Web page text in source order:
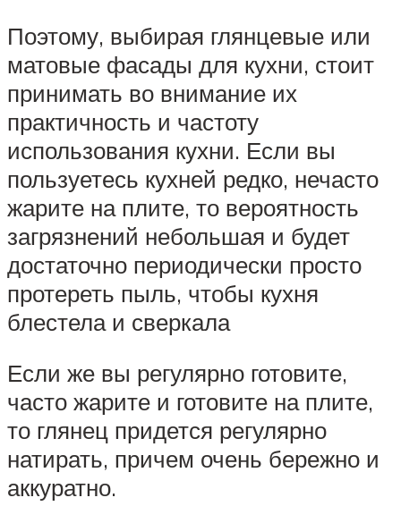
Поэтому, выбирая глянцевые или
матовые фасады для кухни, стоит
принимать во внимание их
практичность и частоту
использования кухни. Если вы
пользуетесь кухней редко, нечасто
жарите на плите, то вероятность
загрязнений небольшая и будет
достаточно периодически просто
протереть пыль, чтобы кухня
блестела и сверкала
Если же вы регулярно готовите,
часто жарите и готовите на плите,
то глянец придется регулярно
натирать, причем очень бережно и
аккуратно.